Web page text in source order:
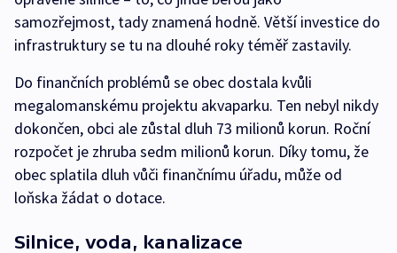
samozřejmost, tady znamená hodně. Větší investice do
infrastruktury se tu na dlouhé roky téměř zastavily.
Do finančních problémů se obec dostala kvůli
megalomanskému projektu akvaparku. Ten nebyl nikdy
dokončen, obci ale zůstal dluh 73 milionů korun. Roční
rozpočet je zhruba sedm milionů korun. Díky tomu, že
obec splatila dluh vůči finančnímu úřadu, může od
loňska žádat o dotace.
Silnice, voda, kanalizace